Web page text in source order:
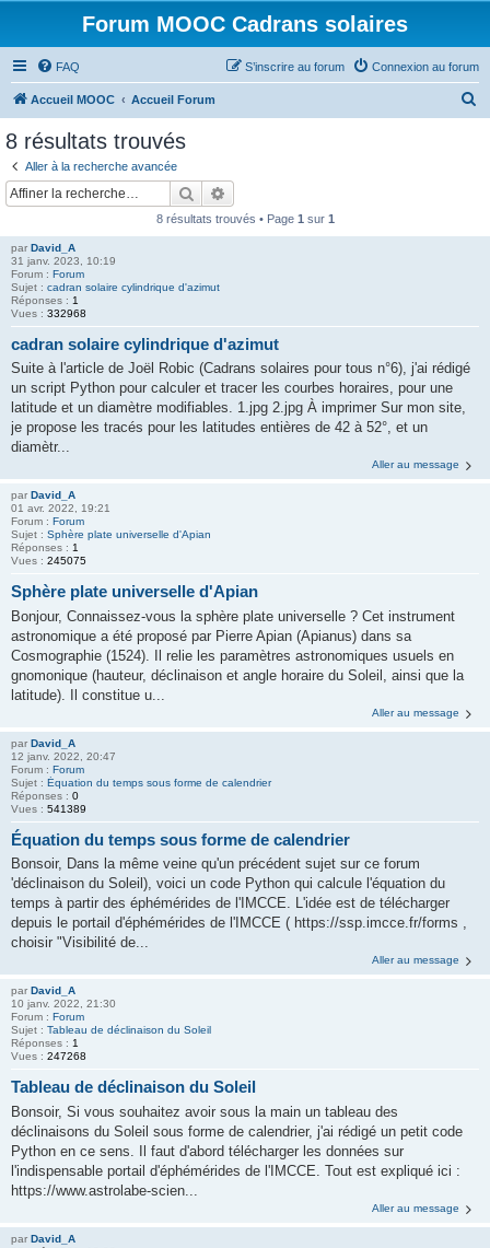
Forum MOOC Cadrans solaires
FAQ Connexion au forum
S’inscrire au forum
Accueil MOOC Accueil Forum
8 résultats trouvés
Aller à la recherche avancée
Rechercher
8 résultats trouvés • Page 1 sur 1
par David_A
31 janv. 2023, 10:19
Forum : Forum
Sujet : cadran solaire cylindrique d'azimut
Réponses : 1
Vues : 332968
cadran solaire cylindrique d'azimut
Suite à l'article de Joël Robic (Cadrans solaires pour tous n°6), j'ai rédigé
un script Python pour calculer et tracer les courbes horaires, pour une
latitude et un diamètre modifiables. 1.jpg 2.jpg À imprimer Sur mon site,
je propose les tracés pour les latitudes entières de 42 à 52°, et un
diamètr...
Aller au message
par David_A
01 avr. 2022, 19:21
Forum : Forum
Sujet : Sphère plate universelle d'Apian
Réponses : 1
Vues : 245075
Sphère plate universelle d'Apian
Bonjour, Connaissez-vous la sphère plate universelle ? Cet instrument
astronomique a été proposé par Pierre Apian (Apianus) dans sa
Cosmographie (1524). Il relie les paramètres astronomiques usuels en
gnomonique (hauteur, déclinaison et angle horaire du Soleil, ainsi que la
latitude). Il constitue u...
Aller au message
par David_A
12 janv. 2022, 20:47
Forum : Forum
Sujet : Équation du temps sous forme de calendrier
Réponses : 0
Vues : 541389
Équation du temps sous forme de calendrier
Bonsoir, Dans la même veine qu'un précédent sujet sur ce forum
'déclinaison du Soleil), voici un code Python qui calcule l'équation du
temps à partir des éphémérides de l'IMCCE. L'idée est de télécharger
depuis le portail d'éphémérides de l'IMCCE ( https://ssp.imcce.fr/forms ,
choisir "Visibilité de...
Aller au message
par David_A
10 janv. 2022, 21:30
Forum : Forum
Sujet : Tableau de déclinaison du Soleil
Réponses : 1
Vues : 247268
Tableau de déclinaison du Soleil
Bonsoir, Si vous souhaitez avoir sous la main un tableau des
déclinaisons du Soleil sous forme de calendrier, j'ai rédigé un petit code
Python en ce sens. Il faut d'abord télécharger les données sur
l'indispensable portail d'éphémérides de l'IMCCE. Tout est expliqué ici :
https://www.astrolabe-scien...
Aller au message
par David_A